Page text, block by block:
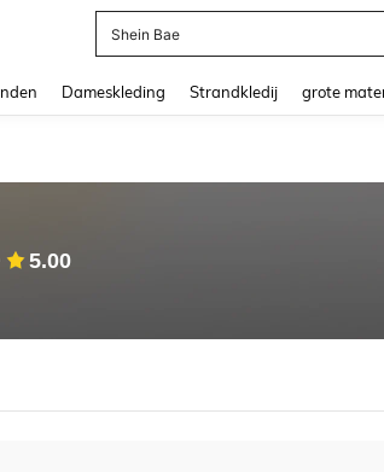
Shein Bae
Dameskleding Strandkledij grote
5.00